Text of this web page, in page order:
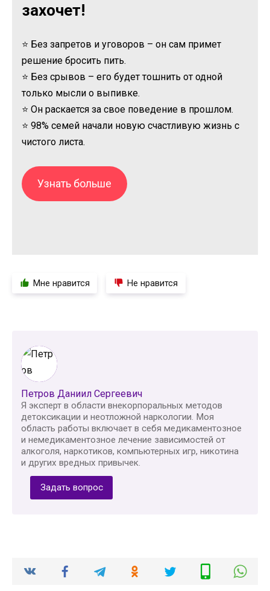
захочет!
⭐ Без запретов и уговоров – он сам примет
решение бросить пить.
⭐ Без срывов – его будет тошнить от одной
только мысли о выпивке.
⭐ Он раскается за свое поведение в прошлом.
⭐ 98% семей начали новую счастливую жизнь с
чистого листа.
Узнать больше
Мне нравится Не нравится
Петров Даниил Сергеевич
Я эксперт в области внекорпоральных методов
детоксикации и неотложной наркологии. Моя
область работы включает в себя медикаментозное
и немедикаментозное лечение зависимостей от
алкоголя, наркотиков, компьютерных игр, никотина
и других вредных привычек.
Задать вопрос